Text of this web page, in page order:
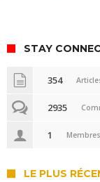
STAY
354
2935
1 Membres
LE PLUS